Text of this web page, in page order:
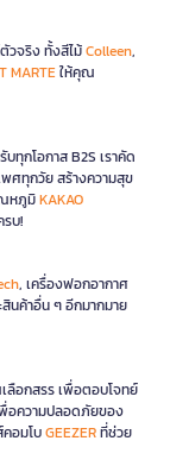
วจริง ทั้งสีไม้Colleen,
MARTEให้คุณ
กโอกาส B2S เราคัด
พศทุกวัย สร้างความสุข
ณหภูมิKAKAO
รบ!
, เครื่องฟอกอากาศ
สินค้าอื่น ๆ อีกมากมาย
อกสรร เพื่อตอบโจทย์
อความปลอดภัยของ
อมโบGEEZERที่ช่วย